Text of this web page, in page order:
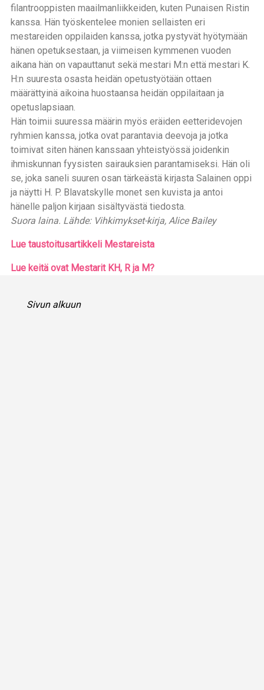
filantrooppisten maailmanliikkeiden, kuten Punaisen Ristin
kanssa. Hän työskentelee monien sellaisten eri
mestareiden oppilaiden kanssa, jotka pystyvät hyötymään
hänen opetuksestaan, ja viimeisen kymmenen vuoden
aikana hän on vapauttanut sekä mestari M:n että mestari K.
H:n suuresta osasta heidän opetustyötään ottaen
määrättyinä aikoina huostaansa heidän oppilaitaan ja
opetuslapsiaan.
Hän toimii suuressa määrin myös eräiden eetteridevojen
ryhmien kanssa, jotka ovat parantavia deevoja ja jotka
toimivat siten hänen kanssaan yhteistyössä joidenkin
ihmiskunnan fyysisten sairauksien parantamiseksi. Hän oli
se, joka saneli suuren osan tärkeästä kirjasta Salainen oppi
ja näytti H. P. Blavatskylle monet sen kuvista ja antoi
hänelle paljon kirjaan sisältyvästä tiedosta.
Suora laina. Lähde: Vihkimykset-kirja, Alice Bailey
Lue taustoitusartikkeli Mestareista
Lue keitä ovat Mestarit KH, R ja M?
Sivun alkuun